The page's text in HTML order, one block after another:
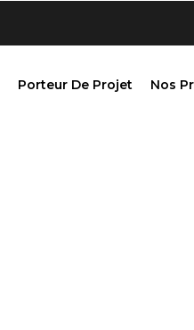
Porteur De Projet Nos